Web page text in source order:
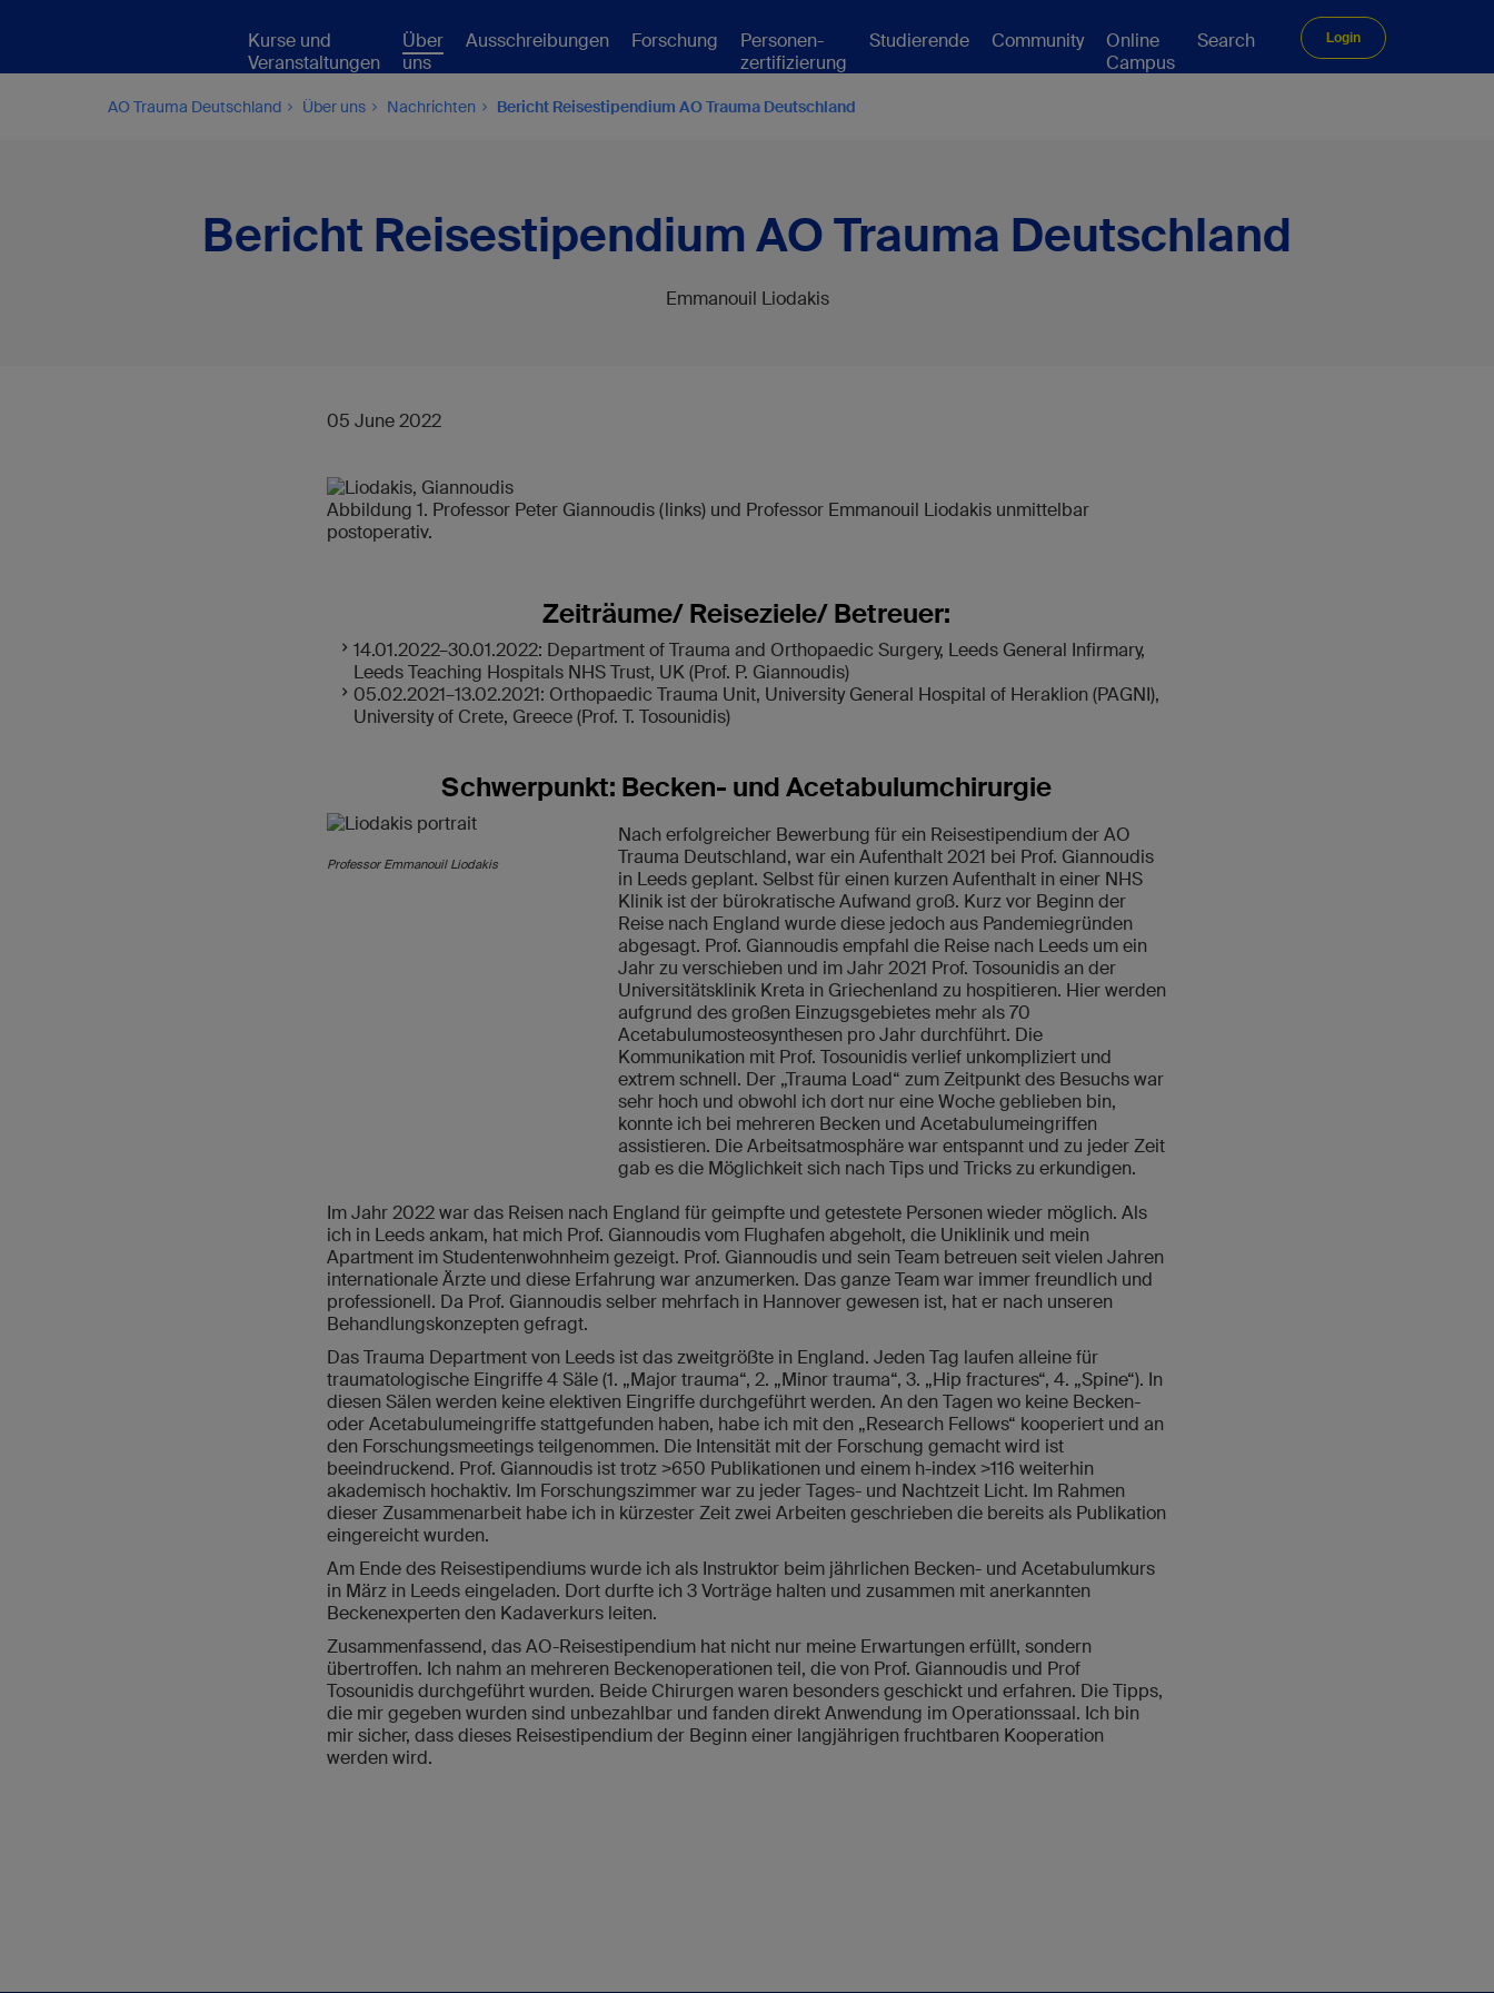
Kurse und
Veranstaltungen
Über
uns
Ausschreibungen Forschung
Personen-
zertifizierung
Studierende Community
Online
Campus
Search Login
AO Trauma Deutschland Über uns Nachrichten Bericht Reisestipendium AO Trauma Deutschland
Bericht Reisestipendium AO Trauma Deutschland
Emmanouil Liodakis
05 June 2022
Abbildung 1. Professor Peter Giannoudis (links) und Professor Emmanouil Liodakis unmittelbar
postoperativ.
Zeiträume/ Reiseziele/ Betreuer:
14.01.2022–30.01.2022: Department of Trauma and Orthopaedic Surgery, Leeds General Infirmary,
Leeds Teaching Hospitals NHS Trust, UK (Prof. P. Giannoudis)
05.02.2021–13.02.2021: Orthopaedic Trauma Unit, University General Hospital of Heraklion (PAGNI),
University of Crete, Greece (Prof. T. Tosounidis)
Schwerpunkt: Becken- und Acetabulumchirurgie
Professor Emmanouil Liodakis
Nach erfolgreicher Bewerbung für ein Reisestipendium der AO
Trauma Deutschland, war ein Aufenthalt 2021 bei Prof. Giannoudis
in Leeds geplant. Selbst für einen kurzen Aufenthalt in einer NHS
Klinik ist der bürokratische Aufwand groß. Kurz vor Beginn der
Reise nach England wurde diese jedoch aus Pandemiegründen
abgesagt. Prof. Giannoudis empfahl die Reise nach Leeds um ein
Jahr zu verschieben und im Jahr 2021 Prof. Tosounidis an der
Universitätsklinik Kreta in Griechenland zu hospitieren. Hier werden
aufgrund des großen Einzugsgebietes mehr als 70
Acetabulumosteosynthesen pro Jahr durchführt. Die
Kommunikation mit Prof. Tosounidis verlief unkompliziert und
extrem schnell. Der „Trauma Load“ zum Zeitpunkt des Besuchs war
sehr hoch und obwohl ich dort nur eine Woche geblieben bin,
konnte ich bei mehreren Becken und Acetabulumeingriffen
assistieren. Die Arbeitsatmosphäre war entspannt und zu jeder Zeit
gab es die Möglichkeit sich nach Tips und Tricks zu erkundigen.
Im Jahr 2022 war das Reisen nach England für geimpfte und getestete Personen wieder möglich. Als
ich in Leeds ankam, hat mich Prof. Giannoudis vom Flughafen abgeholt, die Uniklinik und mein
Apartment im Studentenwohnheim gezeigt. Prof. Giannoudis und sein Team betreuen seit vielen Jahren
internationale Ärzte und diese Erfahrung war anzumerken. Das ganze Team war immer freundlich und
professionell. Da Prof. Giannoudis selber mehrfach in Hannover gewesen ist, hat er nach unseren
Behandlungskonzepten gefragt.
Das Trauma Department von Leeds ist das zweitgrößte in England. Jeden Tag laufen alleine für
traumatologische Eingriffe 4 Säle (1. „Major trauma“, 2. „Minor trauma“, 3. „Hip fractures“, 4. „Spine“). In
diesen Sälen werden keine elektiven Eingriffe durchgeführt werden. An den Tagen wo keine Becken-
oder Acetabulumeingriffe stattgefunden haben, habe ich mit den „Research Fellows“ kooperiert und an
den Forschungsmeetings teilgenommen. Die Intensität mit der Forschung gemacht wird ist
beeindruckend. Prof. Giannoudis ist trotz >650 Publikationen und einem h-index >116 weiterhin
akademisch hochaktiv. Im Forschungszimmer war zu jeder Tages- und Nachtzeit Licht. Im Rahmen
dieser Zusammenarbeit habe ich in kürzester Zeit zwei Arbeiten geschrieben die bereits als Publikation
eingereicht wurden.
Am Ende des Reisestipendiums wurde ich als Instruktor beim jährlichen Becken- und Acetabulumkurs
in März in Leeds eingeladen. Dort durfte ich 3 Vorträge halten und zusammen mit anerkannten
Beckenexperten den Kadaverkurs leiten.
Zusammenfassend, das AO-Reisestipendium hat nicht nur meine Erwartungen erfüllt, sondern
übertroffen. Ich nahm an mehreren Beckenoperationen teil, die von Prof. Giannoudis und Prof
Tosounidis durchgeführt wurden. Beide Chirurgen waren besonders geschickt und erfahren. Die Tipps,
die mir gegeben wurden sind unbezahlbar und fanden direkt Anwendung im Operationssaal. Ich bin
mir sicher, dass dieses Reisestipendium der Beginn einer langjährigen fruchtbaren Kooperation
werden wird.